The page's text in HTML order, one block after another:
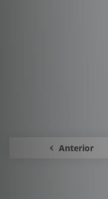
Anterior